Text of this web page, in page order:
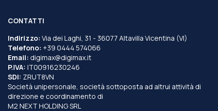
CONTATTI
Indirizzo: Via dei Laghi, 31 - 36077 Altavilla Vicentina (VI)
Telefono: +39 0444 574066
Email: digimax@digimax.it
P.IVA: IT00916230246
SDI: ZRUT8VN
Società unipersonale, società sottoposta ad altrui attività di
direzione e coordinamento di
M2 NEXT HOLDING SRL